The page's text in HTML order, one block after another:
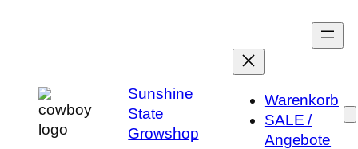
Sunshine
State
Growshop
Warenkorb
SALE /
Angebote